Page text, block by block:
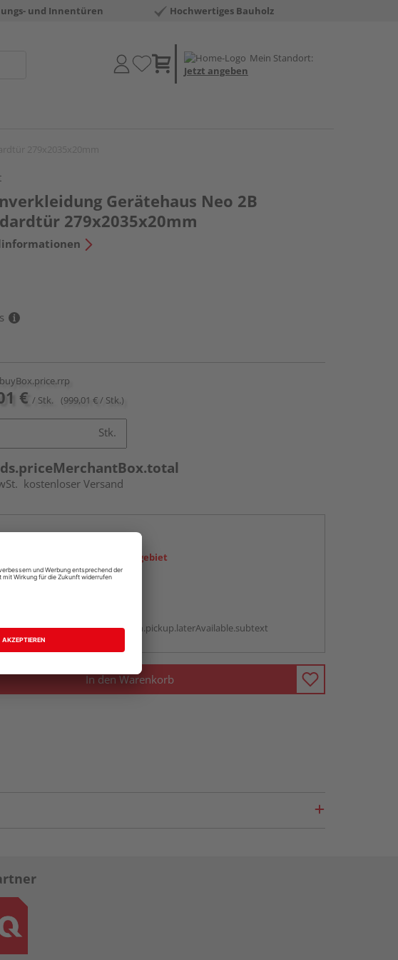
und Innentüren Hochwertiges Bauholz
Mein Standort:
Jetzt angeben
Gerätehaus Neo 2B
279x2035x20mm
€ / Stk. (999,01 € / Stk.)
Stk.
kostenloser Versand
Ihr Standort ist nicht im Liefergebiet
In den Warenkorb